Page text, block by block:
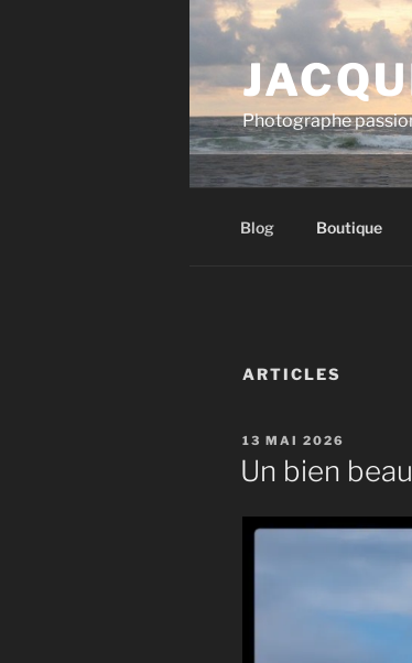
Aller
contenu
principal
Photographe
Blog Boutique
ARTICLES
PUBLIÉ
LE
13 MAI 2026
Un bien